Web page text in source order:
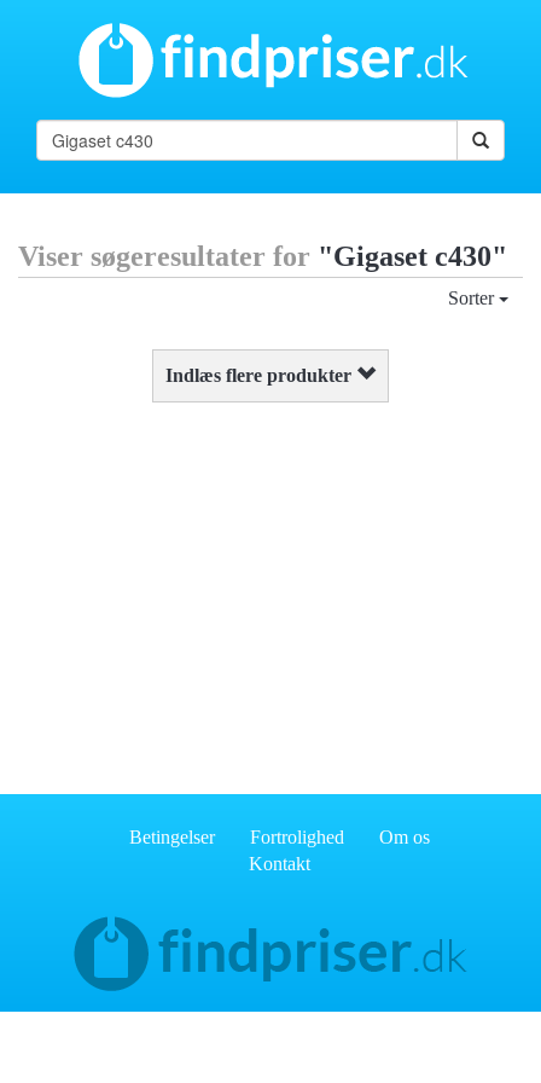
Viser søgeresultater for "Gigaset c430"
Sorter
Indlæs flere produkter
Betingelser Fortrolighed
Om os
Kontakt